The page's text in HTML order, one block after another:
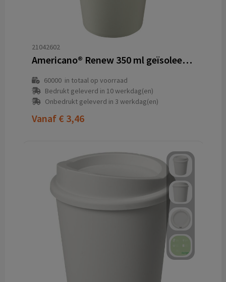
21042602
Americano®­­ Renew 350 ml geïsoleerde beker
60000in totaal op voorraad
Bedrukt geleverd in 10 werkdag(en)
Onbedrukt geleverd in 3 werkdag(en)
Vanaf € 3,46